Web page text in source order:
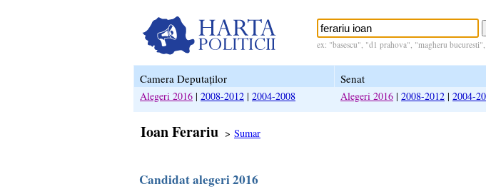
ex: "basescu", "d1 prahova", "magheru
Camera Deputaților Senat
Alegeri 2016 | 2008-2012 | 2004-2008 Alegeri 2016 | 2008-2012 | 2004-
Ioan Ferariu > Sumar
Candidat alegeri 2016